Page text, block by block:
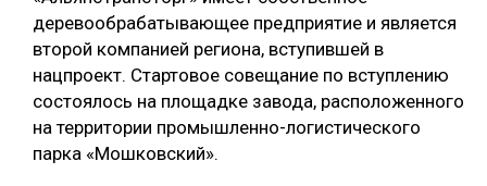
КОМПЛЕКСНАЯ ПЕРЕРАБОТКА
ЛЕСОПИЛЕНИЕ
ДЕРЕВЯННОЕ ДОМОСТРОЕНИЕ
БЕЗОПАСНОЕ ПРОИЗВОДСТВО
деревообрабатывающее предприятие и является
второй компанией региона, вступившей в
нацпроект. Стартовое совещание по вступлению
состоялось на площадке завода, расположенного
на территории промышленно-логистического
парка «Мошковский».